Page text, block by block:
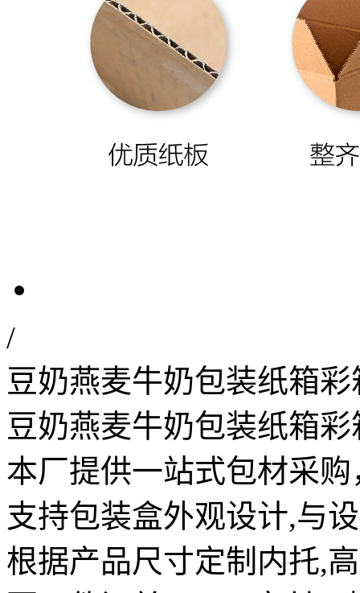
/
豆奶燕麦牛奶包装纸箱
豆奶燕麦牛奶包装纸箱
本厂提供一站式包材采
支持包装盒外观设计,与
根据产品尺寸定制内托,